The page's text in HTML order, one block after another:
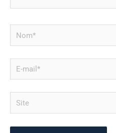
Nom*
mail*
Site